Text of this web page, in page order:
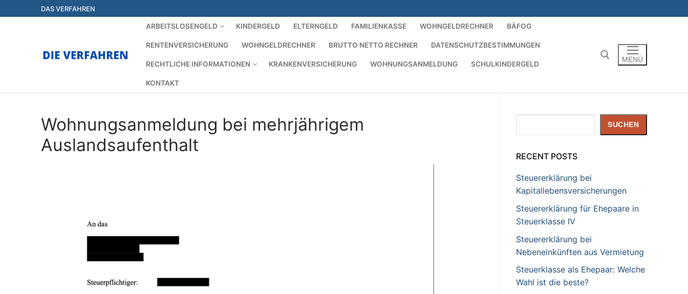
Inhalt
DAS VERFAHREN
ARBEITSLOSENGELD KINDERGELD ELTERNGELD FAMILIENKASSE WOHNGELDRECHNER BÄFOG
RENTENVERSICHERUNG WOHNGELDRECHNER BRUTTO NETTO RECHNER DATENSCHUTZBESTIMMUNGEN
RECHTLICHE INFORMATIONEN KRANKENVERSICHERUNG WOHNUNGSANMELDUNG SCHULKINDERGELD
KONTAKT
MENÜ
Wohnungsanmeldung bei mehrjährigem
Auslandsaufenthalt
SUCHEN
RECENT POSTS
Steuererklärung bei
Kapitallebensversicherungen
Steuererklärung für Ehepaare in
Steuerklasse IV
Steuererklärung bei
Nebeneinkünften aus Vermietung
Steuerklasse als Ehepaar: Welche
Wahl ist die beste?